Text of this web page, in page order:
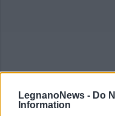
LegnanoNews - Do
Information